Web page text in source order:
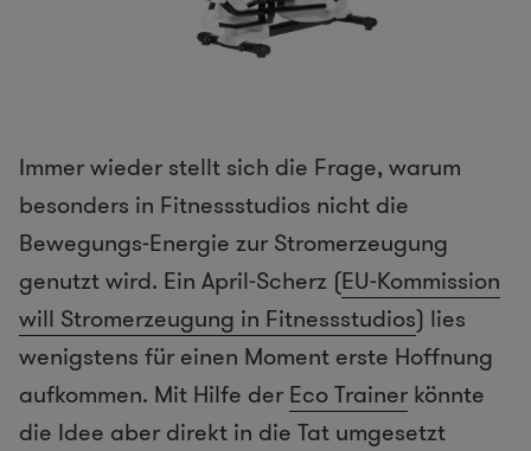
Immer wieder stellt sich die Frage, warum
besonders in Fitnessstudios nicht die
Bewegungs-Energie zur Stromerzeugung
genutzt wird. Ein April-Scherz (EU-Kommission
will Stromerzeugung in Fitnessstudios) lies
wenigstens für einen Moment erste Hoffnung
aufkommen. Mit Hilfe der Eco Trainer könnte
die Idee aber direkt in die Tat umgesetzt